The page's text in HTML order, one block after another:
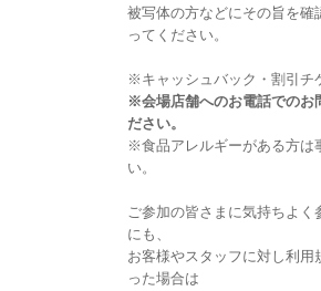
被写体の方などにその旨を確
ってください。
※キャッシュバック・割引チ
※会場店舗へのお電話でのお
ださい。
※食品アレルギーがある方は
い。
ご参加の皆さまに気持ちよく
にも、
お客様やスタッフに対し利用
った場合は